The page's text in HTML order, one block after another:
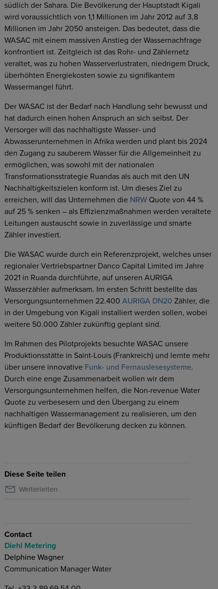
südlich der Sahara. Die Bevölkerung der Hauptstadt Kigali
wird voraussichtlich von 1,1 Millionen im Jahr 2012 auf 3,8
Millionen im Jahr 2050 ansteigen. Das bedeutet, dass die
WASAC mit einem massiven Anstieg der Wassernachfrage
konfrontiert ist. Zeitgleich ist das Rohr- und Zählernetz
veraltet, was zu hohen Wasserverlustraten, niedrigem Druck,
überhöhten Energiekosten sowie zu signifikantem
Wassermangel führt.
Der WASAC ist der Bedarf nach Handlung sehr bewusst und
hat dadurch einen hohen Anspruch an sich selbst. Der
Versorger will das nachhaltigste Wasser- und
Abwasserunternehmen in Afrika werden und plant bis 2024
den Zugang zu sauberem Wasser für die Allgemeinheit zu
ermöglichen, was sowohl mit der nationalen
Transformationsstrategie Ruandas als auch mit den UN
Nachhaltigkeitszielen konform ist. Um dieses Ziel zu
erreichen, will das Unternehmen die NRWQuote von 44 %
auf 25 % senken – als Effizienzmaßnahmen werden veraltete
Leitungen austauscht sowie in zuverlässige und smarte
Zähler investiert.
Die WASAC wurde durch ein Referenzprojekt, welches unser
regionaler Vertriebspartner Danco Capital Limited im Jahre
2021 in Ruanda durchführte, auf unseren AURIGA
Wasserzähler aufmerksam. Im ersten Schritt bestellte das
Versorgungsunternehmen 22.400 AURIGA DN20 Zähler, die
in der Umgebung von Kigali installiert werden sollen, wobei
weitere 50.000 Zähler zukünftig geplant sind.
Im Rahmen des Pilotprojekts besuchte WASAC unsere
Produktionsstätte in Saint-Louis (Frankreich) und lernte mehr
über unsere innovative Funk- und Fernauslesesysteme.
Durch eine enge Zusammenarbeit wollen wir dem
Versorgungsunternehmen helfen, die Non-revenue Water
Quote zu verbesesern und den Übergang zu einem
nachhaltigen Wassermanagement zu realisieren, um den
künftigen Bedarf der Bevölkerung decken zu können.
Diese Seite teilen
Weiterleiten
Contact
Diehl Metering
Delphine Wagner
Communication Manager Water